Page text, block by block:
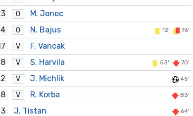
O
M. Jonec
4
O N. Bajus 12' 76'
V
F. Vancak
8
V S. Harvila 53' 70'
V J. Michlik 45'
V R. Korba 83'
3 J. Tistan 64'